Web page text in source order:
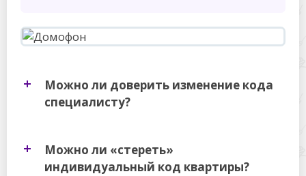
Можно ли доверить изменение кода
специалисту?
Можно ли «стереть»
индивидуальный код квартиры?